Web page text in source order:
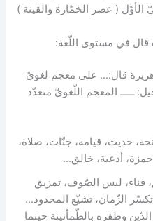
الأوّل ( عصر الخمّارة والقينة )
قال في مستوى اللّغة:
قال:… على معجم لغويّ
ـــــ المعجم اللّغويّ متعدّد
حديث، قيامة، جنّات، صلاة،
أدعية، خالق…
لبس الصّوف، تمزيق
الزّمان، تشيّع المحدود…
وظفره بالطّمأنينة حينما